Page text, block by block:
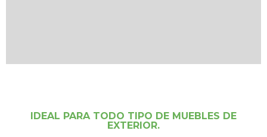
IDEAL PARA TODO TIPO DE MUEBLES DE
EXTERIOR.